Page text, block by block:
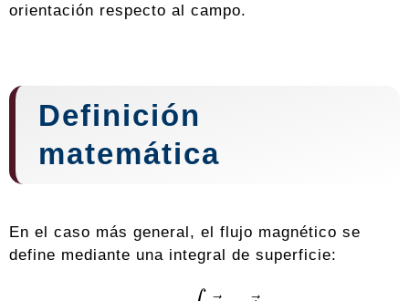
orientación respecto al campo.
Definición
matemática
En el caso más general, el flujo magnético se
define mediante una integral de superficie:
→